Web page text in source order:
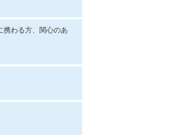
わる方、関心のあ